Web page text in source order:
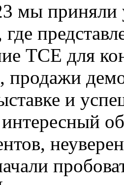
мы приняли
где
TCE для
продажи
и